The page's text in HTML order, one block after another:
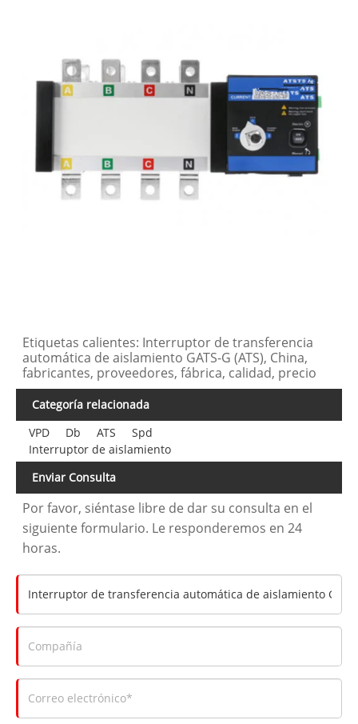
Etiquetas calientes: Interruptor de transferencia
automática de aislamiento GATS-G (ATS), China,
fabricantes, proveedores, fábrica, calidad, precio
Categoría relacionada
VPD
Db ATS
Spd
Interruptor de aislamiento
Enviar Consulta
Por favor, siéntase libre de dar su consulta en el
siguiente formulario. Le responderemos en 24
horas.